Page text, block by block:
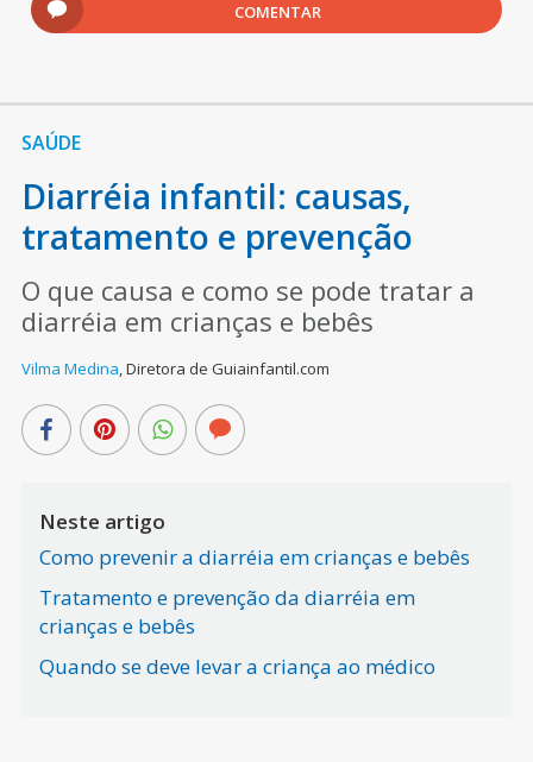
COMENTAR
SAÚDE
Diarréia infantil: causas,
tratamento e prevenção
O que causa e como se pode tratar a
diarréia em crianças e bebês
Vilma Medina,Diretora de Guiainfantil.com
Neste artigo
Como prevenir a diarréia em crianças e bebês
Tratamento e prevenção da diarréia em
crianças e bebês
Quando se deve levar a criança ao médico